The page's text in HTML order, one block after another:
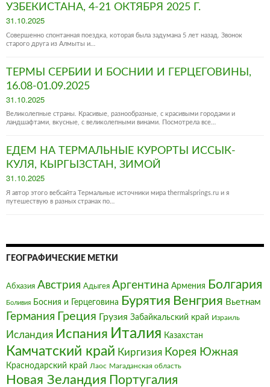
УЗБЕКИСТАНА, 4-21 ОКТЯБРЯ 2025 Г.
Posted
on
31.10.2025
Совершенно спонтанная поездка, которая была задумана 5 лет назад. Звонок
старого друга из Алмыты и…
ТЕРМЫ СЕРБИИ И БОСНИИ И ГЕРЦЕГОВИНЫ,
16.08-01.09.2025
Posted
on
31.10.2025
Великолепные страны. Красивые, разнообразные, с красивыми городами и
ландшафтами, вкусные, с великолепными винами. Посмотрела все…
ЕДЕМ НА ТЕРМАЛЬНЫЕ КУРОРТЫ ИССЫК-
КУЛЯ, КЫРГЫЗСТАН, ЗИМОЙ
Posted
on
31.10.2025
Я автор этого вебсайта Термальные источники мира thermalsprings.ru и я
путешествую в разных странах по…
ГЕОГРАФИЧЕСКИЕ МЕТКИ
Абхазия Австрия‎ Адыгея Аргентина Армения Болгария‎
Боливия Босния и Герцеговина Бурятия Венгрия Вьетнам
Германия Греция Грузия Забайкальский край Израиль
Исландия Испания Италия‎ Казахстан
Камчатский край Киргизия Корея Южная
Краснодарский край Лаос Магаданская область
Новая Зеландия Португалия